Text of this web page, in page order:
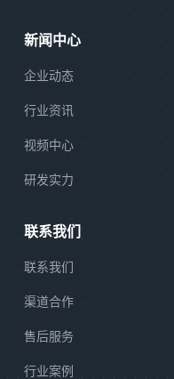
新闻中心
企业动态
行业资讯
视频中心
研发实力
联系我们
联系我们
渠道合作
售后服务
行业案例